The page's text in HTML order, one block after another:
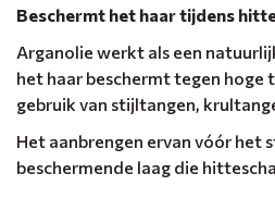
Beschermt het haar tijdens
Arganolie werkt als een
het haar beschermt tegen hoge
gebruik van stijltangen,
Het aanbrengen ervan vóór het
beschermende laag die